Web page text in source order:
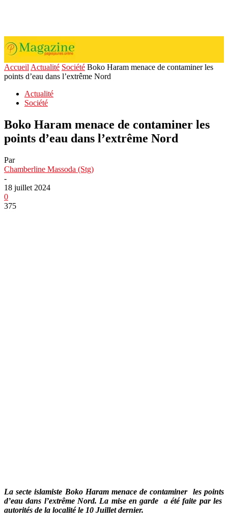
Accueil Actualité Société Boko Haram menace de contaminer les
points d’eau dans l’extrême Nord
Actualité
Société
Boko Haram menace de contaminer les
points d’eau dans l’extrême Nord
Par
Chamberline Massoda (Stg)
-
18 juillet 2024
0
375
La secte islamiste Boko Haram menace de contaminer les points
d’eau dans l’extrême Nord. La mise en garde a été faite par les
autorités de la localité le 10 Juillet dernier.